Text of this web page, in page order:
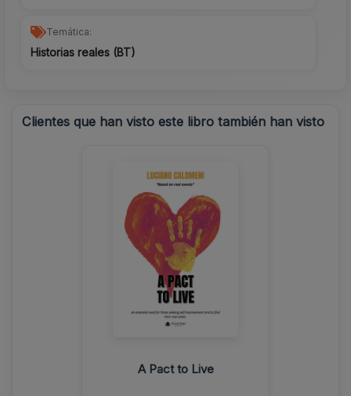
Temática:
Historias reales (BT)
Clientes que han visto este libro también han visto
A Pact to Live